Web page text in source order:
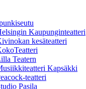
Kaupunginteatteri
kesäteatteri
Teatern
Kapsäkki
teatteri
Pasila